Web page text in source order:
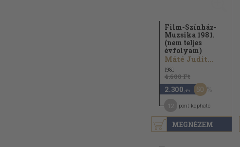
MEGNÉZEM
Film-Színház-
Muzsika 1981.
(nem teljes
évfolyam)
Máté Judit...
1981
4.600 Ft
2.300 ,-Ft 50
pont kapható